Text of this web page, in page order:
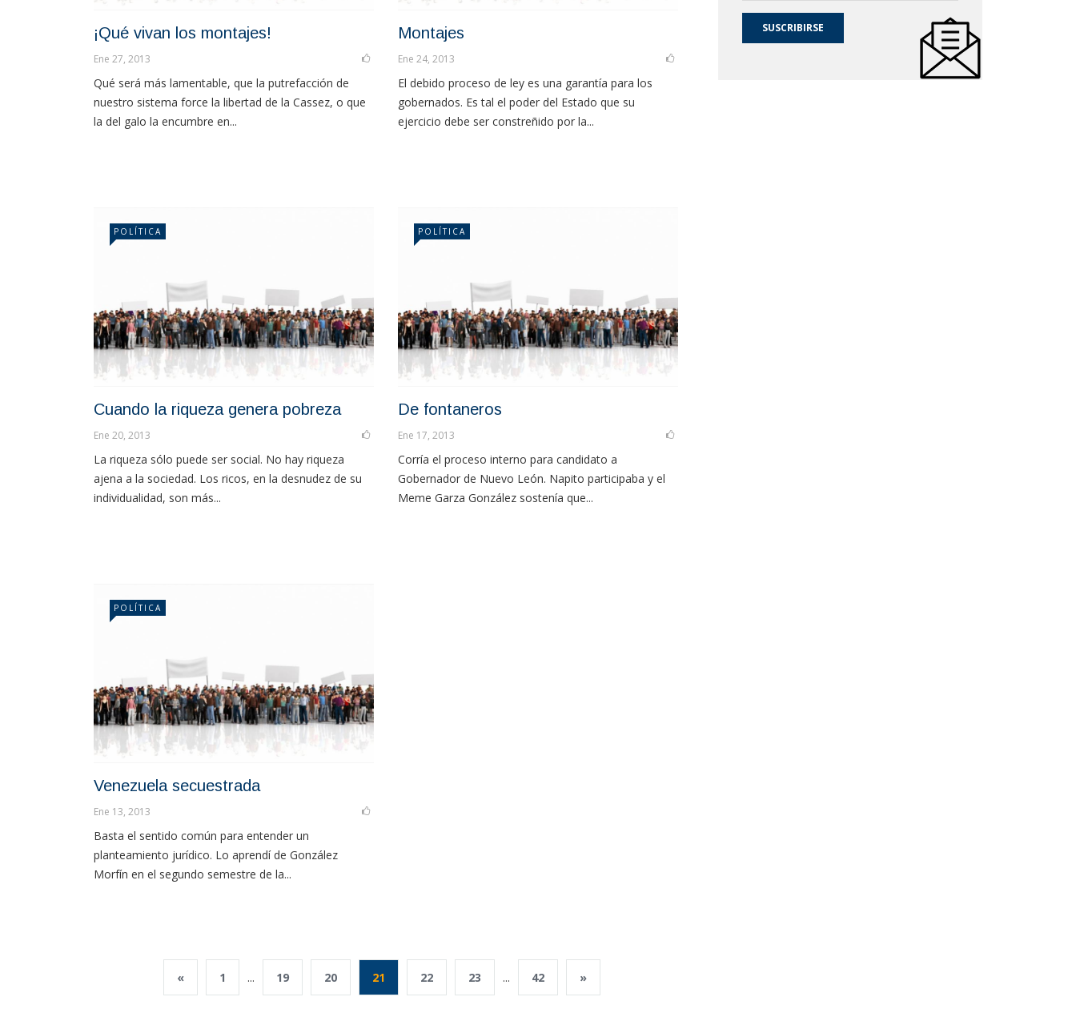
¡Qué vivan los montajes!
Ene 27, 2013
Qué será más lamentable, que la putrefacción de
nuestro sistema force la libertad de la Cassez, o que
la del galo la encumbre en...
Montajes
Ene 24, 2013
El debido proceso de ley es una garantía para los
gobernados. Es tal el poder del Estado que su
ejercicio debe ser constreñido por la...
POLÍTICA
Cuando la riqueza genera pobreza
Ene 20, 2013
La riqueza sólo puede ser social. No hay riqueza
ajena a la sociedad. Los ricos, en la desnudez de su
individualidad, son más...
POLÍTICA
De fontaneros
Ene 17, 2013
Corría el proceso interno para candidato a
Gobernador de Nuevo León. Napito participaba y el
Meme Garza González sostenía que...
POLÍTICA
Venezuela secuestrada
Ene 13, 2013
Basta el sentido común para entender un
planteamiento jurídico. Lo aprendí de González
Morfín en el segundo semestre de la...
« 1 ... 19 20 21 22 23 ... 42 »
SUSCRIBIRSE